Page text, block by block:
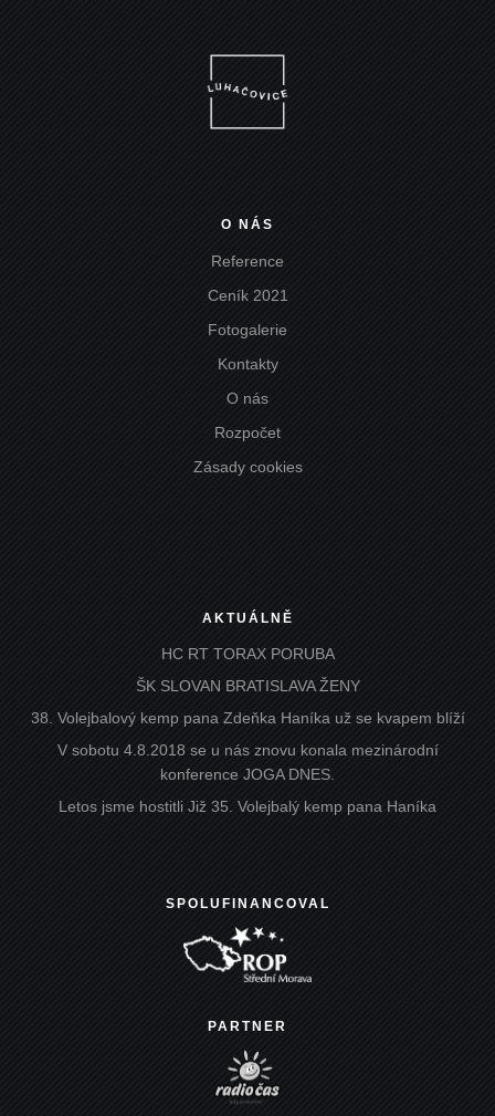
O NÁS
Reference
Ceník 2021
Fotogalerie
Kontakty
O nás
Rozpočet
Zásady cookies
AKTUÁLNĚ
HC RT TORAX PORUBA
ŠK SLOVAN BRATISLAVA ŽENY
38. Volejbalový kemp pana Zdeňka Haníka už se kvapem blíží
V sobotu 4.8.2018 se u nás znovu konala mezinárodní
konference JOGA DNES.
Letos jsme hostitli Již 35. Volejbalý kemp pana Haníka
SPOLUFINANCOVAL
PARTNER